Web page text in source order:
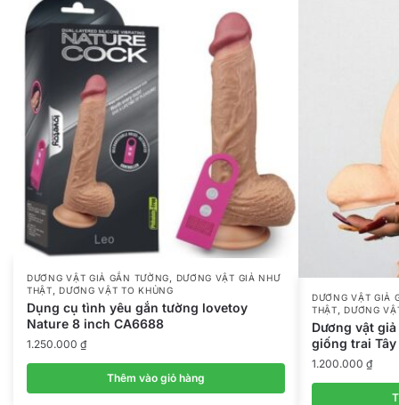
DƯƠNG VẬT GIẢ GẮN TƯỜNG, DƯƠNG VẬT GIẢ NHƯ
THẬT,DƯƠNG VẬT TO KHỦNG
Dụng cụ tình yêu gắn tường lovetoy
Nature 8 inch CA6688
1.250.000 ₫
Thêm vào giỏ hàng
DƯƠNG VẬT GIẢ
THẬT
,DƯƠNG
Dương vật
giống trai Tây
1.200.000 ₫